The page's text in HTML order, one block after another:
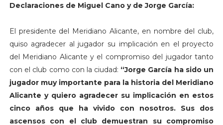
Declaraciones de Miguel Cano y de Jorge García:
El presidente del Meridiano Alicante, en nombre del club,
quiso agradecer al jugador su implicación en el proyecto
del Meridiano Alicante y el compromiso del jugador tanto
con el club como con la ciudad: “Jorge García ha sido un
jugador muy importante para la historia del Meridiano
Alicante y quiero agradecer su implicación en estos
cinco años que ha vivido con nosotros. Sus dos
ascensos con el club demuestran su compromiso